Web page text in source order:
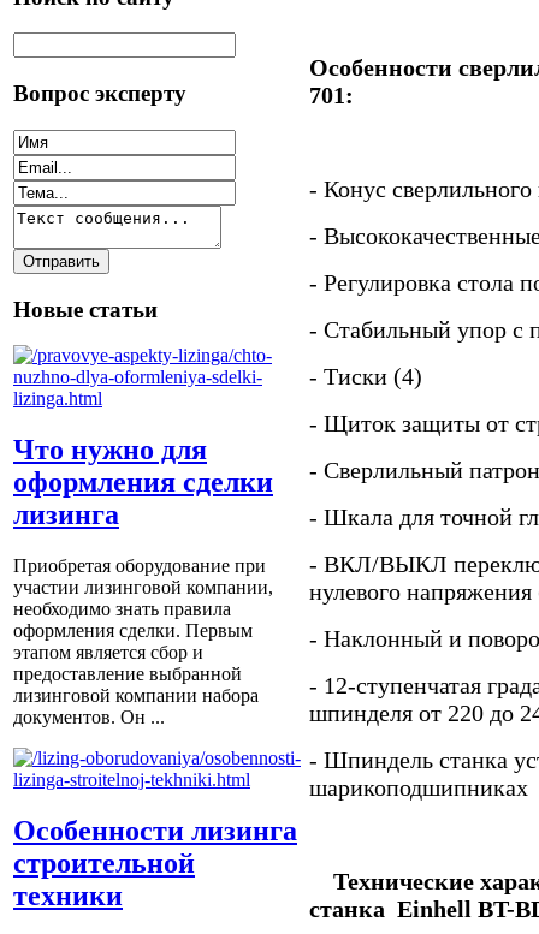
Вопрос эксперту
Новые статьи
Что нужно для
оформления сделки
лизинга
Приобретая оборудование при
участии лизинговой компании,
необходимо знать правила
оформления сделки. Первым
этапом является сбор и
предоставление выбранной
лизинговой компании набора
документов. Он ...
Особенности лизинга
строительной
техники
Особенности
701:
- Конус
-
- Регулировка стола
- Стабильный упор с
- Тиски (4)
- Щиток защиты от
- Сверлильный
- Шкала для точной
- ВКЛ/ВЫКЛ
нулевого напряжения
- Наклонный и
- 12-ступенчатая
шпинделя от 220 до
- Шпиндель станка
Технические
станка Einhell BT-